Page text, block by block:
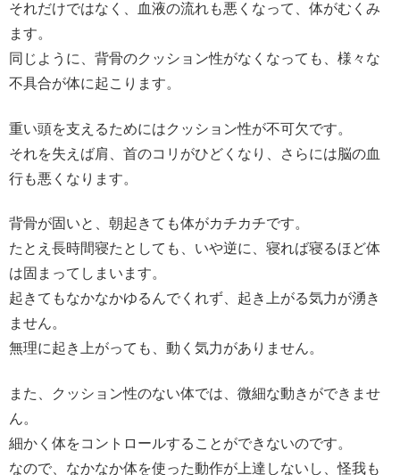
それだけではなく、血液の流れも悪くなって、体がむくみ
ます。
同じように、背骨のクッション性がなくなっても、様々な
不具合が体に起こります。
重い頭を支えるためにはクッション性が不可欠です。
それを失えば肩、首のコリがひどくなり、さらには脳の血
行も悪くなります。
背骨が固いと、朝起きても体がカチカチです。
たとえ長時間寝たとしても、いや逆に、寝れば寝るほど体
は固まってしまいます。
起きてもなかなかゆるんでくれず、起き上がる気力が湧き
ません。
無理に起き上がっても、動く気力がありません。
また、クッション性のない体では、微細な動きができませ
ん。
細かく体をコントロールすることができないのです。
なので、なかなか体を使った動作が上達しないし、怪我も